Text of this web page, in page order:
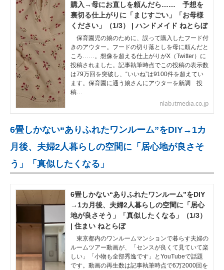
購入→母にお直しを頼んだら…… 予想を
裏切る仕上がりに「まじすごい」「お母様
ください」（1/3） | ハンドメイド ねとらぼ
保育園児の娘のために、誤って購入したフード付
きのアウター。フードの切り落としを母に頼んだと
ころ……。想像を超える仕上がりがX（Twitter）に
投稿されました。記事執筆時点でこの投稿の表示数
は79万回を突破し、“いいね”は9100件を超えてい
ます。保育園に通う娘さんにアウターを新調 投
稿…
nlab.itmedia.co.jp
6畳しかない“ありふれたワンルーム”をDIY→1カ
月後、夫婦2人暮らしの空間に「居心地が良さそ
う」「真似したくなる」
6畳しかない“ありふれたワンルーム”をDIY
→1カ月後、夫婦2人暮らしの空間に「居心
地が良さそう」「真似したくなる」（1/3）
| 住まい ねとらぼ
東京都内のワンルームマンションで暮らす夫婦の
ルームツアー動画が、「センスが良くて見ていて楽
しい」「小物も全部秀逸です」とYouTubeで話題
です。動画の再生数は記事執筆時点で6万2000回を